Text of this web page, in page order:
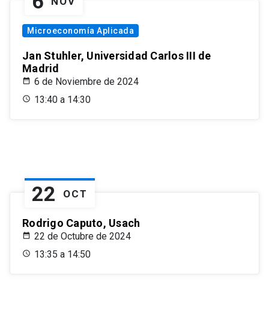
Microeconomía Aplicada
Jan Stuhler, Universidad Carlos III de
Madrid
6 de Noviembre de 2024
13:40 a 14:30
22 OCT
Rodrigo Caputo, Usach
22 de Octubre de 2024
13:35 a 14:50